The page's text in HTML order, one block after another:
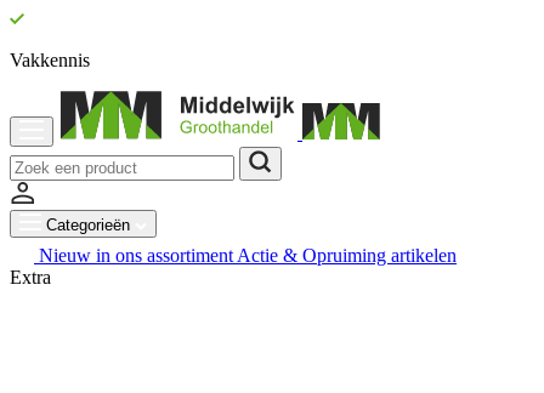
Vakkennis
Categorieën
Nieuw in ons assortiment Actie & Opruiming artikelen
Extra